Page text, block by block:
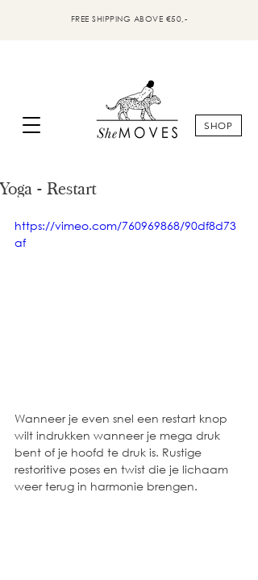
FREE SHIPPING ABOVE €50,-
SHOP
Yoga - Restart
https://vimeo.com/760969868/90df8d73
af
Wanneer je even snel een restart knop
wilt indrukken wanneer je mega druk
bent of je hoofd te druk is. Rustige
restoritive poses en twist die je lichaam
weer terug in harmonie brengen.